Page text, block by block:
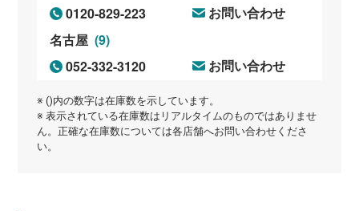
0120-829-223
お問い合わせ
名古屋 (9)
052-332-3120
お問い合わせ
※ ()内の数字は在庫数を示しています。
※ 表示されている在庫数はリアルタイムのものではありませ
ん。正確な在庫数については各店舗へお問い合わせくださ
い。